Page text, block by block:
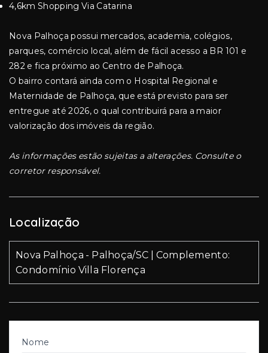
Nome
4,6km Shopping Via Catarina
Nova Palhoça possui mercados, academia, colégios,
parques, comércio local, além de fácil acesso a BR 101 e
282 e fica próximo ao Centro de Palhoça.
O bairro contará ainda com o Hospital Regional e
Maternidade de Palhoça, que está previsto para ser
entregue até 2026, o qual contribuirá para a maior
valorização dos imóveis da região.
As informações estão sujeitas a alterações. Consulte o
corretor responsável.
Localização
Nova Palhoça - Palhoça/SC | Complemento:
Condomínio Villa Florença